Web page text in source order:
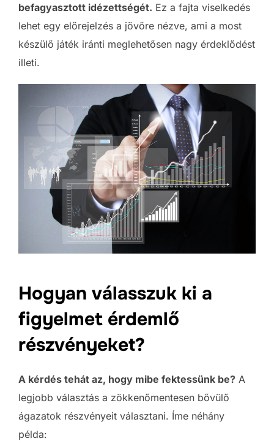
befagyasztott idézettségét. Ez a fajta viselkedés
lehet egy előrejelzés a jövőre nézve, ami a most
készülő játék iránti meglehetősen nagy érdeklődést
illeti.
Hogyan válasszuk ki a
figyelmet érdemlő
részvényeket?
A kérdés tehát az, hogy mibe fektessünk be? A
legjobb választás a zökkenőmentesen bővülő
ágazatok részvényeit választani. Íme néhány
példa: